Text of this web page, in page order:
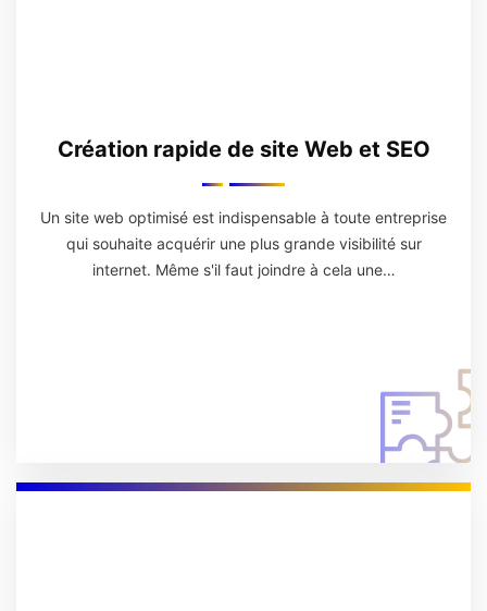
Création rapide de site Web et SEO
Un site web optimisé est indispensable à toute entreprise
qui souhaite acquérir une plus grande visibilité sur
internet. Même s'il faut joindre à cela une…